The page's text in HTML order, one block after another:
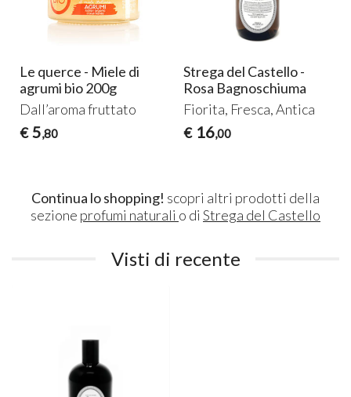
Le querce - Miele di
agrumi bio 200g
Dall’aroma fruttato
€ 5,80
Strega del Castello -
Rosa Bagnoschiuma
Fiorita, Fresca, Antica
€ 16,00
Continua lo shopping! scopri altri prodotti della
sezione profumi naturali o di Strega del Castello
Visti di recente